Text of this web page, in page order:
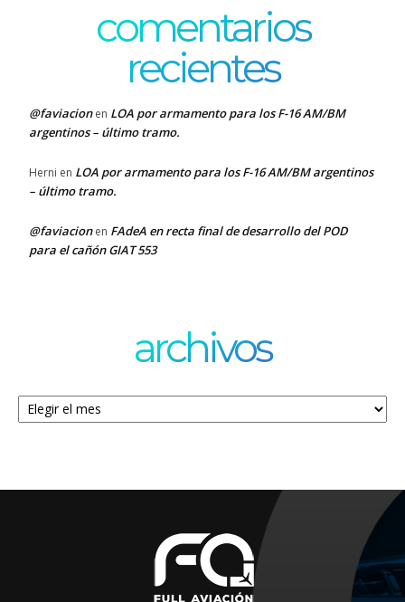
comentarios
recientes
@faviacionen LOA por armamento para los F-16 AM/BM
argentinos – último tramo.
Herni en LOA por armamento para los F-16 AM/BM argentinos
– último tramo.
@faviacionen FAdeA en recta final de desarrollo del POD
para el cañón GIAT 553
archivos
Archivos